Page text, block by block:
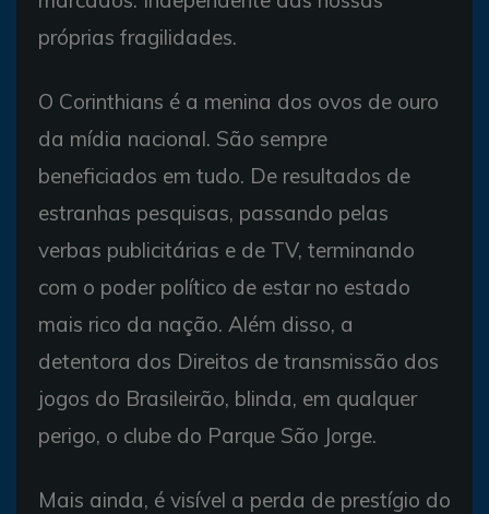
próprias fragilidades.
O Corinthians é a menina dos ovos de ouro
da mídia nacional. São sempre
beneficiados em tudo. De resultados de
estranhas pesquisas, passando pelas
verbas publicitárias e de TV, terminando
com o poder político de estar no estado
mais rico da nação. Além disso, a
detentora dos Direitos de transmissão dos
jogos do Brasileirão, blinda, em qualquer
perigo, o clube do Parque São Jorge.
Mais ainda, é visível a perda de prestígio do